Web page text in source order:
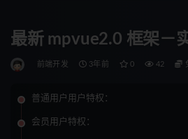
最新 mpvue2.0 框架－
前端开发 3年前 0 42
普通用户用户特权：
会员用户特权：